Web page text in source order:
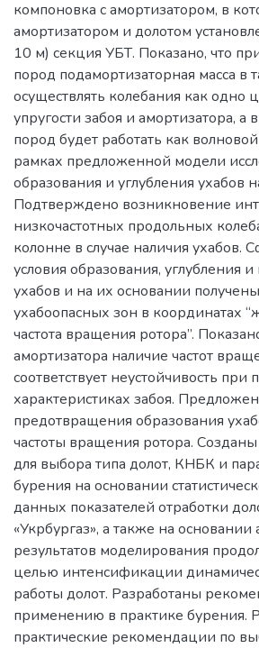
компоновка с амортизатором, в
амортизатором и долотом
10 м) секция УБТ. Показано, что
пород подамортизаторная масса в
осуществлять колебания как одно
упругости забоя и амортизатора, а
пород будет работать как
рамках предложенной модели
образования и углубления ухабов
Подтверждено возникновение
низкочастотных продольных
колонне в случае наличия ухабов.
условия образования, углубления и
ухабов и на их основании
ухабоопасных зон в координатах
частота вращения ротора”.
амортизатора наличие частот
соответствует неустойчивость
характеристиках забоя.
предотвращения образования
частоты вращения ротора.
для выбора типа долот, КНБК и
бурения на основании
данных показателей отработки
«Укрбургаз», а также на основании
результатов моделирования
целью интенсификации
работы долот. Разработаны
применению в практике бурения.
практические рекомендации по